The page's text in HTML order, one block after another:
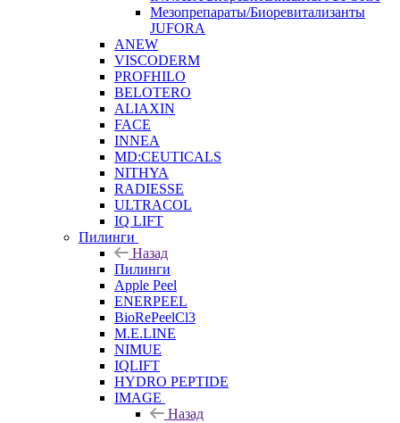
Мезопрепараты/Биоревитализанты
JUFORA
ANEW
VISCODERM
PROFHILO
BELOTERO
ALIAXIN
FACE
INNEA
MD:CEUTICALS
NITHYA
RADIESSE
ULTRACOL
IQ LIFT
Пилинги
Назад
Пилинги
Apple Peel
ENERPEEL
BioRePeelCl3
M.E.LINE
NIMUE
IQLIFT
HYDRO PEPTIDE
IMAGE
Назад